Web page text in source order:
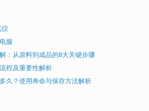
服
：从原料到成品的8大关键步骤
程及重要性解析
久？使用寿命与保存方法解析